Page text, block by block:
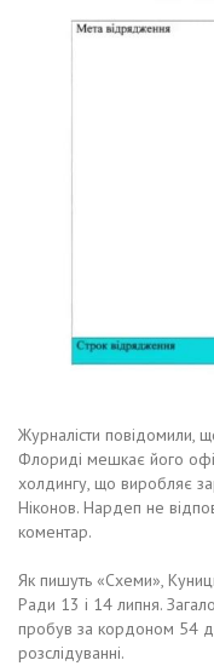
Журналісти повідомили,
Флориді мешкає його
холдингу, що виробляє
Ніконов. Нардеп не
коментар.
Як пишуть «Схеми»,
Ради 13 і 14 липня.
пробув за кордоном 54
розслідуванні.